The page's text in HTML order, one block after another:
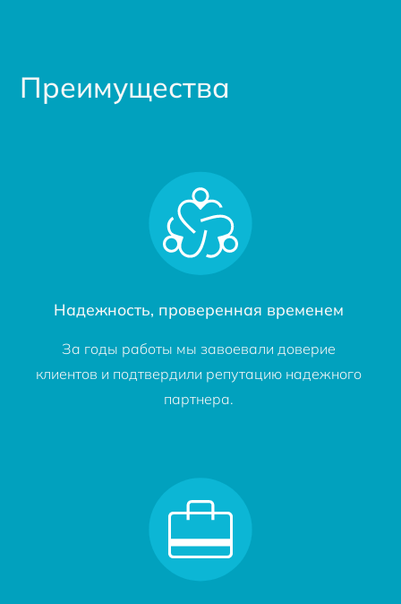
Преимущества
Надежность, проверенная временем
За годы работы мы завоевали доверие
клиентов и подтвердили репутацию надежного
партнера.